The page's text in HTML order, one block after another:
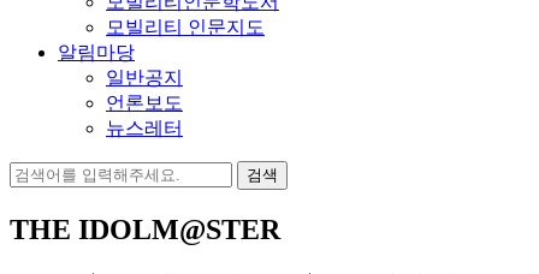
모빌리티 인문지도
알림마당
일반공지
언론보도
뉴스레터
검
THE IDOLM@STER